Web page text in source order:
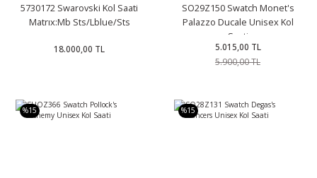
5730172 Swarovski Kol Saati
Matrıx:Mb Sts/Lblue/Sts
18.000,00 TL
SO29Z150 Swatch Monet's
Palazzo Ducale Unisex Kol
Saati
5.015,00 TL
5.900,00 TL
%15 %15